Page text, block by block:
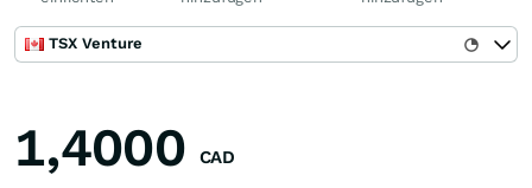
TSX Venture
1,4000 CAD